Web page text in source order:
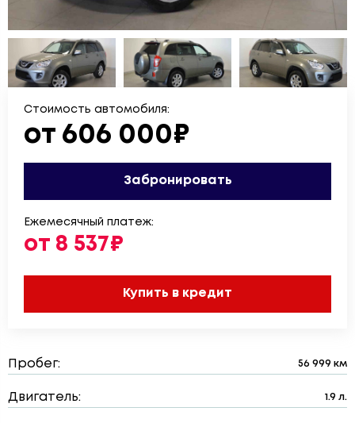
Стоимость автомобиля:
от 606 000₽
Забронировать
Ежемесячный платеж:
от 8 537₽
Купить в кредит
Пробег: 56 999 км
Двигатель: 1.9 л.